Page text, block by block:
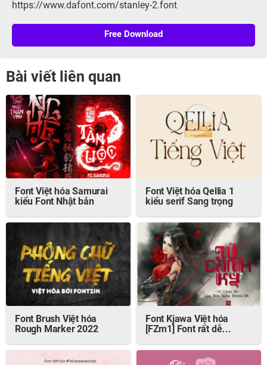
https://www.dafont.com/stanley-2.font
Free Download
Bài viết liên quan
Font Việt hóa Samurai
kiểu Font Nhật bản
Font Việt hóa Qellia 1
kiểu serif Sang trọng
Font Brush Việt hóa
Rough Marker 2022
Font Kjawa Việt hóa
[FZm1] Font rất dễ